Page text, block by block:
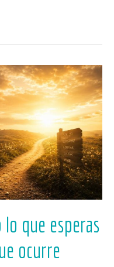
lo que esperas
ocurre